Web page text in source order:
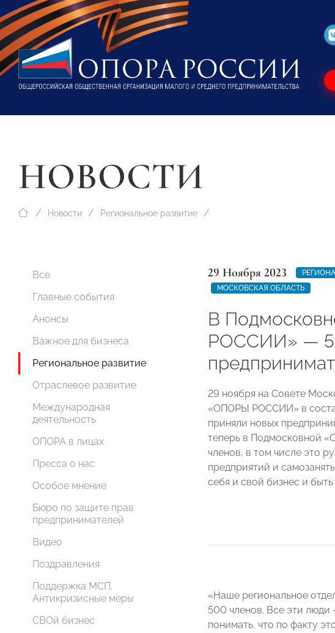
НОВОСТИ
Новости Региональное развитие
Все
Главные события
Анонсы
Важное для бизнеса
Региональное развитие
Отраслевое развитие
Международная
деятельность
ОПОРА в лицах
Пресса о нас
Особое мнение
Бюро по защите прав
предпринимателей
Видео
Поздравления
Поддержка МСП.
Антикризисные меры
СВОй бизнес
29 Ноября 2023
МОСКОВСКАЯ ОБЛАСТЬ
В
РОССИИ» —
29 ноября на Совете
«ОПОРЫ РОССИИ» в
приняли новых
теперь в Подмосковной
членов, в том числе это
предприятий и
себя и свой бизнес и
«Наше региональное
500 членов. Все эти люди
понимать, что по факту